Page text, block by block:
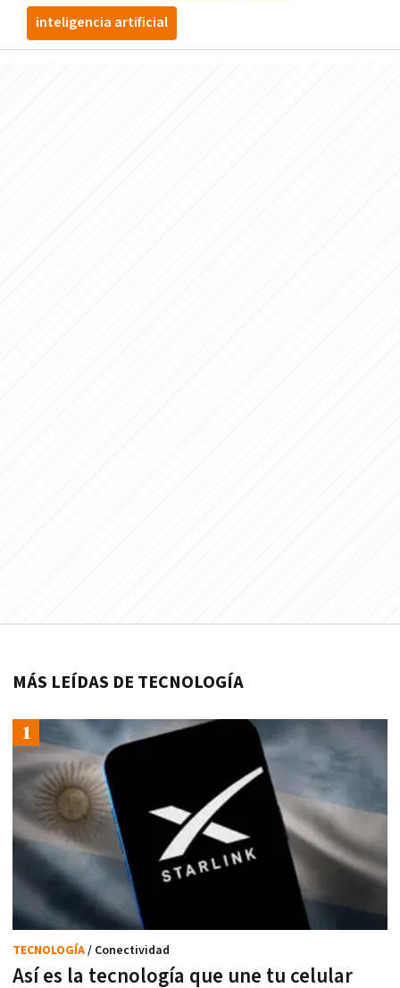
inteligencia artificial
MÁS LEÍDAS DE TECNOLOGÍA
Así es la tecnología que une tu celular
TECNOLOGÍA/ Conectividad